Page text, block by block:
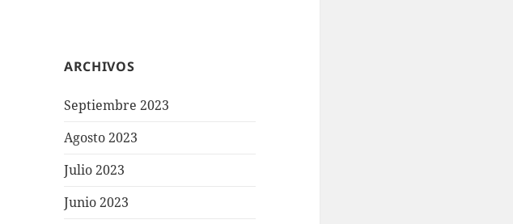
ARCHIVOS
Septiembre 2023
Agosto 2023
Julio 2023
Junio 2023